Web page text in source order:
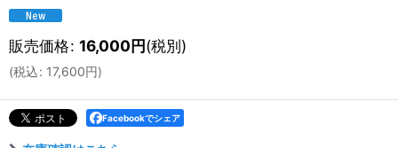
販売価格: 16,000円(税別)
(税込: 17,600円)
Facebookでシェア